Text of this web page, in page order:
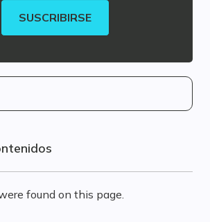
SUSCRIBIRSE
found on this page.